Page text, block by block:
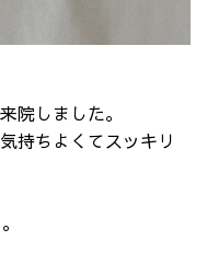
院しました。
持ちよくてスッキリ